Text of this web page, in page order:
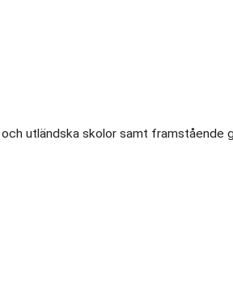
utländska skolor samt framstående